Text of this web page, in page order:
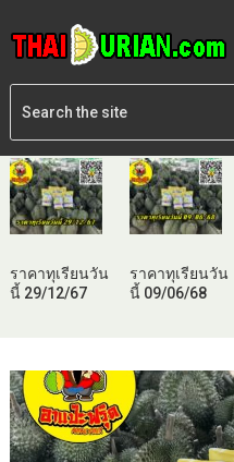
ราคาทุเรียนวัน
นี้ 29/12/67
ราคาทุเรียนวัน
นี้ 09/06/68